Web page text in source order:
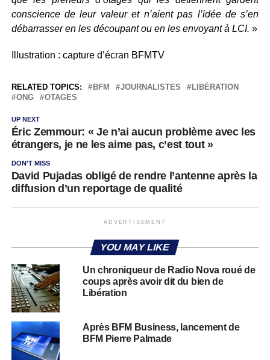
conscience de leur valeur et n’aient pas l’idée de s’en
débarrasser en les découpant ou en les envoyant à LCI. »
Illustration : capture d’écran BFMTV
RELATED TOPICS: BFM JOURNALISTES
LIBÉRATION
ONG
OTAGES
UP NEXT
Éric Zemmour: « Je n’ai aucun problème avec les
étrangers, je ne les aime pas, c’est tout »
DON'T MISS
David Pujadas obligé de rendre l’antenne après la
diffusion d’un reportage de qualité
ADVERTISEMENT
YOU MAY LIKE
Un chroniqueur de Radio Nova roué de
coups après avoir dit du bien de
Libération
Après BFM Business, lancement de
BFM Pierre Palmade